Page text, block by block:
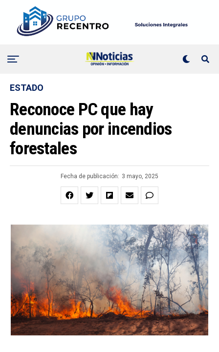
ESTADO
Reconoce PC que hay
denuncias por incendios
forestales
Fecha de publicación: 3 mayo, 2025